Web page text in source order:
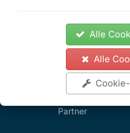
Alle
Alle
Cookie-
Ferienhäuser
Gedöns Shop
Datenschutz
Ferienhäuser
Ferienwohnungen
Gedöns Shop
Partner